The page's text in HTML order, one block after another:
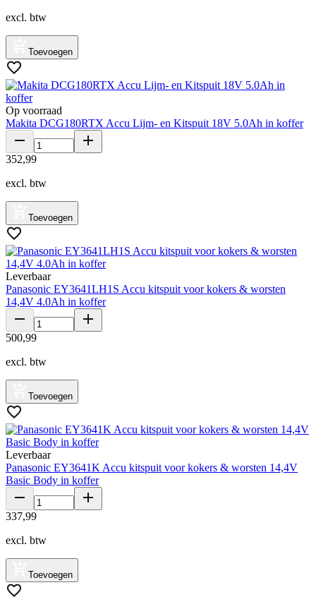
excl. btw
Toevoegen
Op voorraad
Makita DCG180RTX Accu Lijm- en Kitspuit 18V 5.0Ah in koffer
352,99
excl. btw
Toevoegen
Leverbaar
Panasonic EY3641LH1S Accu kitspuit voor kokers & worsten
14,4V 4.0Ah in koffer
500,99
excl. btw
Toevoegen
Leverbaar
Panasonic EY3641K Accu kitspuit voor kokers & worsten 14,4V
Basic Body in koffer
337,99
excl. btw
Toevoegen